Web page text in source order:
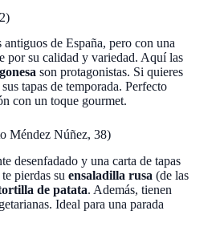
antiguos de España, pero con una
por su calidad y variedad. Aquí las
son protagonistas. Si quieres
tapas de temporada. Perfecto
con un toque gourmet.
Méndez Núñez, 38)
desenfadado y una carta de tapas
pierdas su ensaladilla rusa (de las
de patata. Además, tienen
Ideal para una parada